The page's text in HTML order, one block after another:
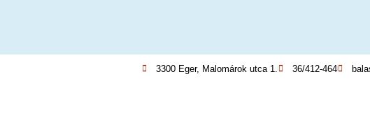
3300 Eger, Malomárok utca 1. 36/412-464